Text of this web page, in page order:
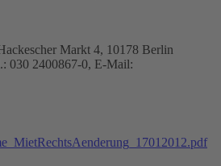
Markt 4, 10178 Berlin
030 2400867-0, E-Mail: